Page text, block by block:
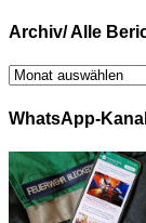
Archiv/ Alle
Archiv/
Berichte
WhatsApp-Kanal